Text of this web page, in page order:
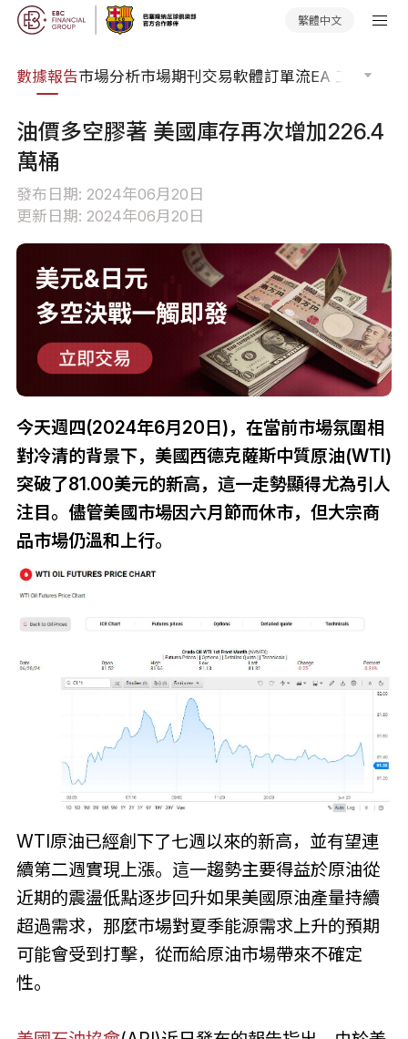
繁體中文
數據報告市場分析市場期刊交易軟體訂單流EA 工具庫
油價多空膠著 美國庫存再次增加226.4
萬桶
發布日期: 2024年06月20日
更新日期: 2024年06月20日
今天週四(2024年6月20日)，在當前市場氛圍相
對冷清的背景下，美國西德克薩斯中質原油(WTI)
突破了81.00美元的新高，這一走勢顯得尤為引人
注目。儘管美國市場因六月節而休市，但大宗商
品市場仍溫和上行。
WTI原油已經創下了七週以來的新高，並有望連
續第二週實現上漲。這一趨勢主要得益於原油從
近期的震盪低點逐步回升如果美國原油產量持續
超過需求，那麼市場對夏季能源需求上升的預期
可能會受到打擊，從而給原油市場帶來不確定
性。